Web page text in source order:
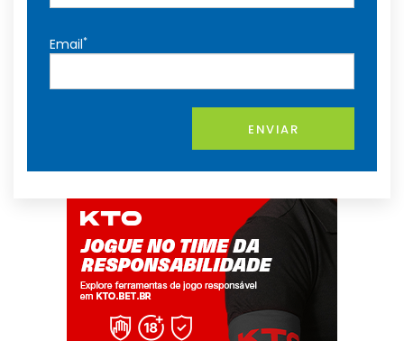
Email*
ENVIAR